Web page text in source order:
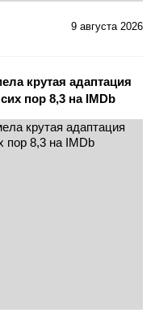
9 августа 2026
крутая адаптация
пор 8,3 на IMDb